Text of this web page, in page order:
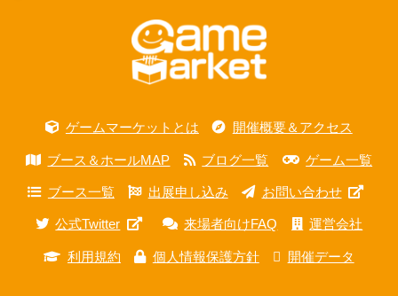
ゲームマーケットとは 開催概要＆アクセス
ブース＆ホールMAP ブログ一覧 ゲーム一覧
ブース一覧 出展申し込み お問い合わせ
公式Twitter 来場者向けFAQ 運営会社
利用規約 個人情報保護方針 開催データ